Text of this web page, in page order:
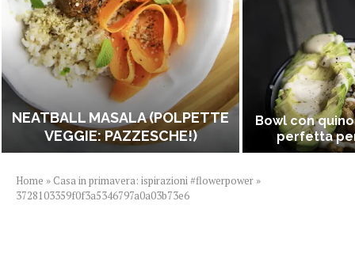
NEATBALL MASALA (POLPETTE
VEGGIE: PAZZESCHE!)
Bowl con
perfetta
Home » Casa in primavera: ispirazioni #flowerpower »
3728103359f0f3a5346797a0a03b73e6